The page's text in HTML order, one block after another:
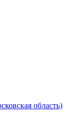
область)